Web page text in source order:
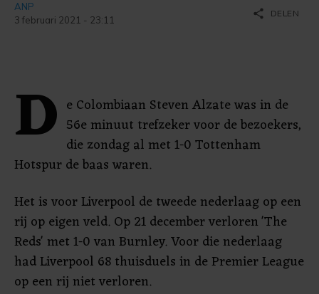
ANP
3 februari 2021 - 23:11
share DELEN
D e Colombiaan Steven Alzate was in de
56e minuut trefzeker voor de bezoekers,
die zondag al met 1-0 Tottenham
Hotspur de baas waren.
Het is voor Liverpool de tweede nederlaag op een
rij op eigen veld. Op 21 december verloren 'The
Reds' met 1-0 van Burnley. Voor die nederlaag
had Liverpool 68 thuisduels in de Premier League
op een rij niet verloren.